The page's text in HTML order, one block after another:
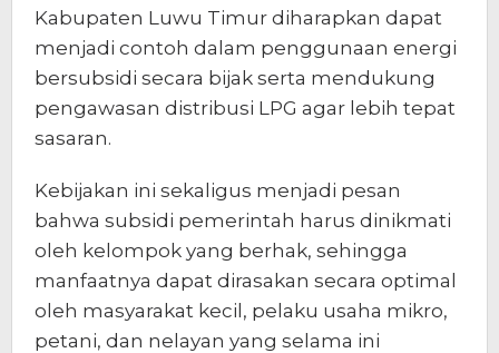
Kabupaten Luwu Timur diharapkan dapat
menjadi contoh dalam penggunaan energi
bersubsidi secara bijak serta mendukung
pengawasan distribusi LPG agar lebih tepat
sasaran.
Kebijakan ini sekaligus menjadi pesan
bahwa subsidi pemerintah harus dinikmati
oleh kelompok yang berhak, sehingga
manfaatnya dapat dirasakan secara optimal
oleh masyarakat kecil, pelaku usaha mikro,
petani, dan nelayan yang selama ini